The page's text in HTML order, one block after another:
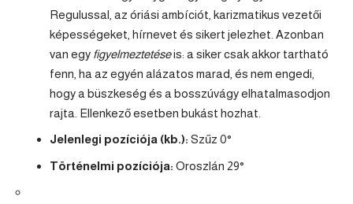
Regulussal, az óriási ambíciót, karizmatikus vezetői
képességeket, hírnevet és sikert jelezhet. Azonban
van egy figyelmeztetéseis: a siker csak akkor tartható
fenn, ha az egyén alázatos marad, és nem engedi,
hogy a büszkeség és a bosszúvágy elhatalmasodjon
rajta. Ellenkező esetben bukást hozhat.
Jelenlegi pozíciója (kb.): Szűz 0°
Történelmi pozíciója: Oroszlán 29°